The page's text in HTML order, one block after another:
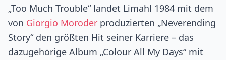
„Too Much Trouble“ landet Limahl 1984 mit dem
von Giorgio Moroder produzierten „Neverending
Story“ den größten Hit seiner Karriere – das
dazugehörige Album „Colour All My Days“ mit